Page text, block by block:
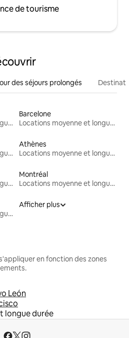
de tourisme
des séjours prolongés
Locations moyenne et longue durée
Barcelone
Locations moyenne et longue durée
Locations moyenne et longue durée
Athènes
Locations moyenne et longue durée
Locations moyenne et longue durée
Montréal
Locations moyenne et longue durée
Locations moyenne et longue durée
Afficher plus
en fonction des zones
León
longue durée